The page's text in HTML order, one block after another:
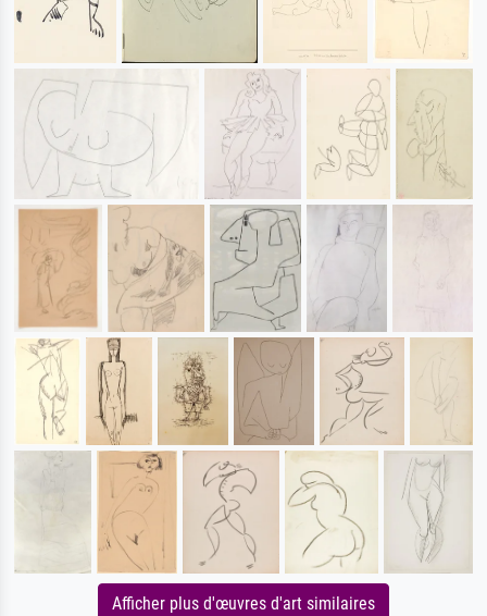
Afficher plus d'œuvres d'art similaires